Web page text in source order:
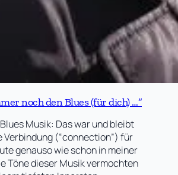
noch den Blues (für dich) …”
Musik: Das war und bleibt
Verbindung (“connection”) für
genauso wie schon in meiner
Töne dieser Musik vermochten